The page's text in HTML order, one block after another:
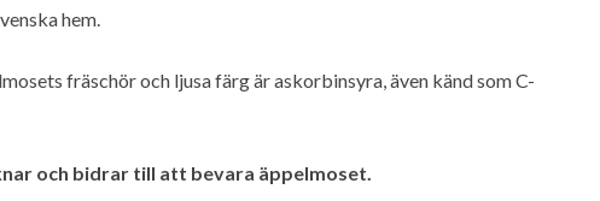
hem.
fräschör och ljusa färg är askorbinsyra, även känd som C-
och bidrar till att bevara äppelmoset.